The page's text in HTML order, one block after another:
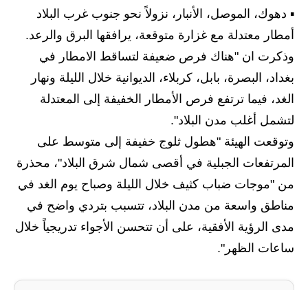
المرحلة المتوسطة
المرحلة الاعدادية
مرشحات
المرحلة الابتدائية
المرحلة المتوسطة
المرحلة الاعدادية
كتب مدرسية
المرحلة الابتدائية
▪️ دهوك، الموصل، الأنبار، نزولاً نحو جنوب غرب البلاد
أمطار معتدلة مع غزارة متوقعة، يرافقها البرق والرعد.
وذكرت ان "هناك فرص ضعيفة لتساقط الامطار في
بغداد، البصرة، بابل، كربلاء، الديوانية خلال الليلة ونهار
الغد، فيما ترتفع فرص الأمطار الخفيفة إلى المعتدلة
لتشمل أغلب مدن البلاد".
وتوقعت الهيئة "هطول ثلوج خفيفة إلى متوسط على
المرتفعات الجبلية في أقصى شمال شرق البلاد"، محذرة
من "موجات ضباب كثيف خلال الليلة وصباح يوم الغد في
مناطق واسعة من مدن البلاد، تتسبب بتردي واضح في
مدى الرؤية الأفقية، على أن تتحسن الأجواء تدريجياً خلال
ساعات الظهر".